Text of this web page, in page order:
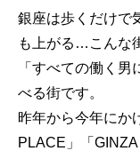
銀座は歩くだけで
も上がる…こんな
「すべての働く男
べる街です。
昨年から今年にか
PLACE」「